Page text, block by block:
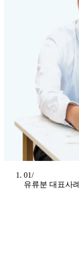
01/
유류분 대표사례